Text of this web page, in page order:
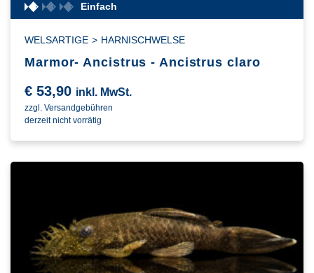
Einfach
WELSARTIGE > HARNISCHWELSE
Marmor- Ancistrus - Ancistrus claro
€ 53,90 inkl. MwSt.
zzgl. Versandgebühren
derzeit nicht vorrätig